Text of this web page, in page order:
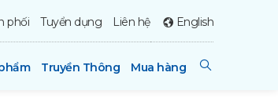
phối Tuyển dụng Liên hệ English
Truyền Thông Mua hàng